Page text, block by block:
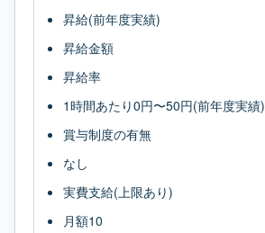
昇給(前年度実績)
昇給金額
昇給率
1時間あたり0円〜50円(前年度実績)
賞与制度の有無
なし
実費支給(上限あり)
月額10